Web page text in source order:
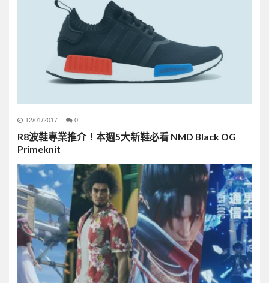
12/01/2017 0
R8波鞋專業推介！本週5大新鞋必看 NMD Black OG
Primeknit